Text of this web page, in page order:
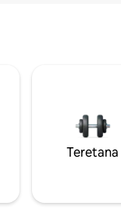
Teretana